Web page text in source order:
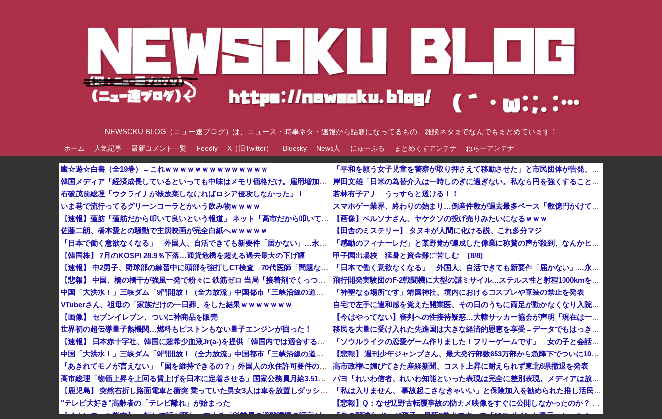
NEWSOKU BLOG（ニュー速ブログ）は、ニュース・時事ネタ・速報から話題になってるもの、雑談ネタまでなんでもまとめています！
ホーム 人気記事 最新コメント一覧 Feedly X（旧Twitter） Bluesky News人 にゅーぷる まとめくすアンテナ ねらーアンテナ
幽☆遊☆白書（全19巻）←これｗｗｗｗｗｗｗｗｗｗｗｗｗｗ
韓国メディア「経済成長しているといっても中味はメモリ価格だけ。雇用増加見通しが半減してしまった」……韓国の内需不況は根強い状況っすね
石破茂前総理「ウクライナが核放棄しなければロシア侵攻しなかった」！
いま巷で流行ってるグリーンコーラとかいう飲み物ｗｗｗｗ
【速報】蓮舫「蓮舫だから叩いて良いという報道」 ネット「高市だから叩いて良いをやってるのがお前だろ」他
佐藤二朗、橋本愛との騒動で主演映画が完全白紙へｗｗｗｗｗ
「日本で働く意欲なくなる」 外国人、自活できても新要件「届かない」…永住許可厳格化で「日本離れ」か
【韓国株】 7月のKOSPI 28.9％下落…通貨危機を超える過去最大の下げ幅
【速報】 中2男子、野球部の練習中に頭部を強打しCT検査→70代医師「問題ないです」→中学生死亡「他人のCT画像みてました」
【悲報】 中国、橋の欄干が強風一発で粉々に 鉄筋ゼロ 当局「接着剤でくっつけただけ」「正常で、品質問題はない」
中国「大洪水！」三峡ダム「9門開放！（全力放流」中国都市「三峡沿線の道路水没」中国政府「高速道路封鎖！」中国ダム「緊急放流に合わせて開門（土砂崩れ発生」→
VTuberさん、祖母の「家族だけの一日葬」をした結果ｗｗｗｗｗｗｗ
【画像】 セブンイレブン、ついに神商品を販売
世界初の超伝導量子熱機関…燃料もピストンもない量子エンジンが回った！
【速報】 日本赤十字社、韓国に超希少血液Jr(a-)を提供「韓国内では適合する血液を確保できなかった」※今回で4回目
中国「大洪水！」三峡ダム「9門開放！（全力放流」中国都市「三峡沿線の道路水没」中国政府「高速道路封鎖！」中国ダム「緊急放流に合わせて開門（土砂崩れ発生」→
「あきれてモノが言えない」「国を維持できるの？」外国人の永住許可要件の厳格化で在日中国人の本音は？
高市総理「物価上昇を上回る賃上げを日本に定着させる」国家公務員月給3.51％増へ 地方公務員も追随する見通し
【鹿児島】 突然右折し路面電車と衝突 乗っていた男女3人は車を放置しダッシュで逃走中
"テレビ大好き"高齢者の「テレビ離れ」が始まった
【イオンモール熊本】 一転して話が変わってくる「従業員の避難誘導の証言が複数」イオン側が社内規定に抵触していた疑い
「平和を願う女子児童を警察が取り押さえて移動させた」と市民団体が告発、「児童……どこ？」とガチで困惑する人が続出
岸田文雄「日米の為替介入は一時しのぎに過ぎない。私なら円を強くすることが出来る」
若林有子アナ うっすらと透ける！！
スマホゲー業界、終わりの始まり…倒産件数が過去最多ペース「数億円かけても爆ﾀﾋ」他
【画像】ペルソナさん、ヤケクソの投げ売りみたいになるｗｗｗ
【田舎のミステリー】 タヌキが人間に化ける説、これ多分マジ
「感動のフィナーレだ」と某野党が達成した偉業に称賛の声が殺到、なんかヒーロー番組の最終回を見ているような気分に……
甲子園出場校 猛暑と資金難に苦しむ [8/8]
「日本で働く意欲なくなる」 外国人、自活できても新要件「届かない」…永住許可厳格化で「日本離れ」か
飛行開発実験団のF-2戦闘機に大型の謎ミサイル…ステルス性と射程1000kmを誇る「最新鋭の空母キラー」か？！
「神聖なる場所です」靖国神社、境内におけるコスプレや軍装の禁止を発表
自宅で左手に違和感を覚えた開業医、その日のうちに両足が動かなくなり入院すると……
【今はやってない】審判への性接待疑惑…大韓サッカー協会が声明「現在は一切発生していない」
移民を大量に受け入れた先進国は大きな経済的恩恵を享受→データでもはっきり日本一人負け示される [8/8]
「ソウルライクの恋愛ゲーム作りました！フリーゲームです」→女の子と会話して「弱攻撃」「強攻撃」「パリィ」「ローリング」を選ぶガチでダークソウルな...
【悲報】 週刊少年ジャンプさん、最大発行部数653万部から急降下でついに100万部を割ってしまうwwwwww
高市政権に媚びてきた産経新聞、コスト上昇に耐えられず東北6県撤退を発表
パヨ「れいわ信者、れいわ知能といった表現は完全に差別表現。メディアは放送禁止用語に指定するべき」
「私は入りません、 事故起こさなきゃいい」と保険加入を勧められた推し活民が反発、保険代が勿体無いし事故起こしたとして……
【悲報】Q：なぜ辺野古転覆事故の防カメ映像をすぐに公開しなかったのか？ → 玉城デニー知事の衝撃の回答がコチラ → ｗｗｗｗｗｗｗｗｗｗｗｗｗｗ...
『炎の闘球女 ドッジ弾子』最新8巻まですべて「50％ポイント還元」セール！3,505円分返ってくる！先月発売の新刊も対象！アニメ放送中！名前が下...